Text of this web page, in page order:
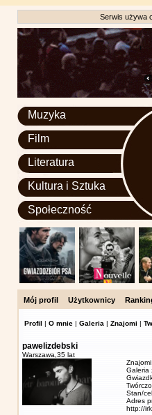
Serwis używa
Muzyka
Film
Literatura
Kultura i Sztuka
Społeczność
Mój profil Użytkownicy
Profil | O mnie | Galeria | Znajomi |
pawelizdebski
Warszawa, 35 lat
Galeria
Stan/
Adres
http://